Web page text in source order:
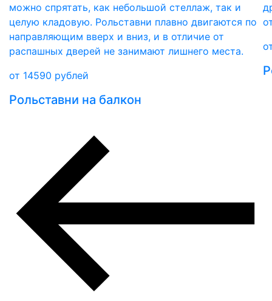
можно спрятать, как небольшой стеллаж, так и
целую кладовую. Рольставни плавно двигаются по
направляющим вверх и вниз, и в отличие от
распашных дверей не занимают лишнего места.
от 14590 рублей
Рольставни на балкон